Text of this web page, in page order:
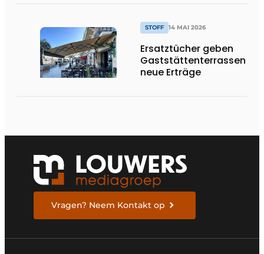
STOFF 14 MAI 2026
Ersatztücher geben
Gaststättenterrassen
neue Erträge
Vragen? Neem Kontakt op